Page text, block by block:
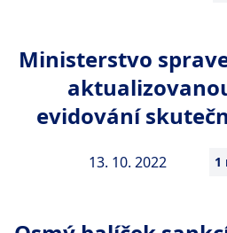
13. 10. 2022 1
Ministerstvo
evidování